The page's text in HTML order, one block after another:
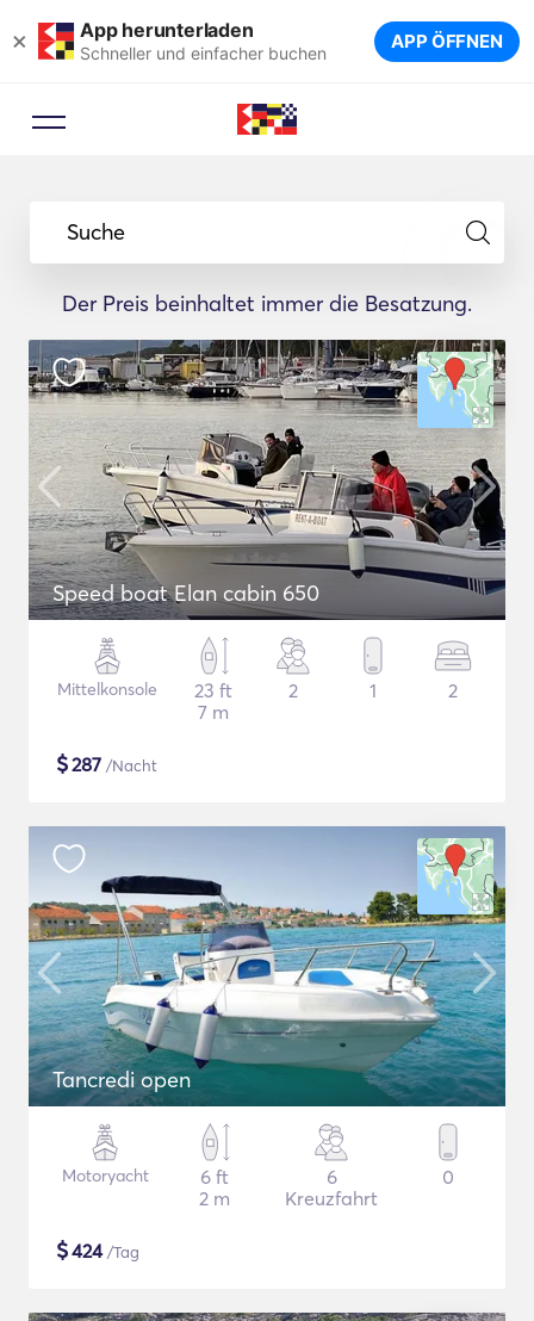
× App herunterladen
Schneller und einfacher buchen APP ÖFFNEN
Suche
Der Preis beinhaltet immer die Besatzung.
Speed boat Elan cabin 650
Mittelkonsole
23 ft
7 m
2 1 2
$287 /Nacht
Tancredi open
Motoryacht
6 ft
2 m
6
Kreuzfahrt
0
$424/Tag